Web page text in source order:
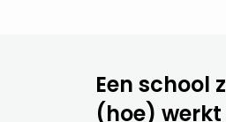
Een school
(hoe)